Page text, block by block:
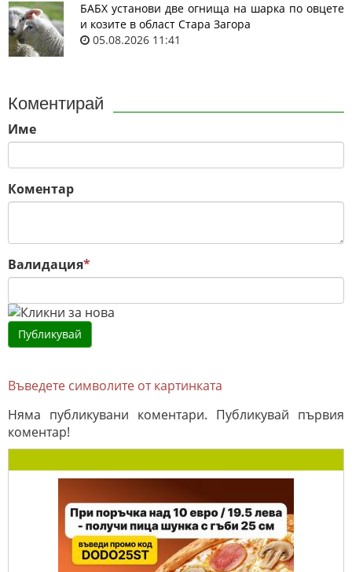
БАБХ установи две огнища на шарка по овцете
и козите в област Стара Загора
05.08.2026 11:41
Коментирай
Име
Коментар
Валидация*
Въведете символите от картинката
Няма публикувани коментари. Публикувай първия
коментар!